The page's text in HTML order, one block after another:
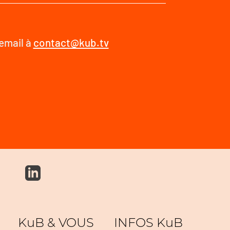
à contact@kub.tv
KuB & VOUS INFOS KuB